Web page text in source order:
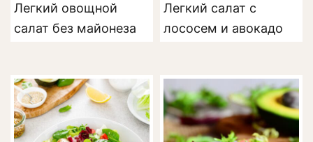
Легкий овощной
салат без майонеза
Легкий салат с
лососем и авокадо